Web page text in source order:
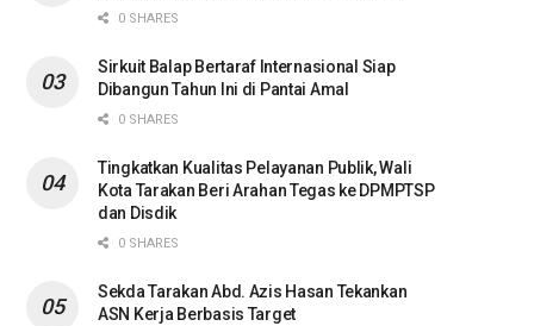
0 SHARES
Sirkuit Balap Bertaraf Internasional Siap
Dibangun Tahun Ini di Pantai Amal
0 SHARES
Tingkatkan Kualitas Pelayanan Publik, Wali
Kota Tarakan Beri Arahan Tegas ke DPMPTSP
dan Disdik
0 SHARES
Sekda Tarakan Abd. Azis Hasan Tekankan
ASN Kerja Berbasis Target